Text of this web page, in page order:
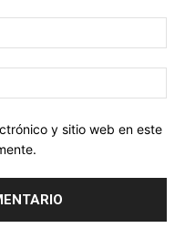
y sitio web en este